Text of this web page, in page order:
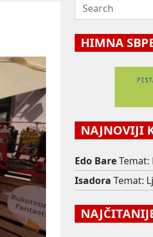
HIMNA
NAJNOVIJI
Edo BareTemat:
Isadora Temat: